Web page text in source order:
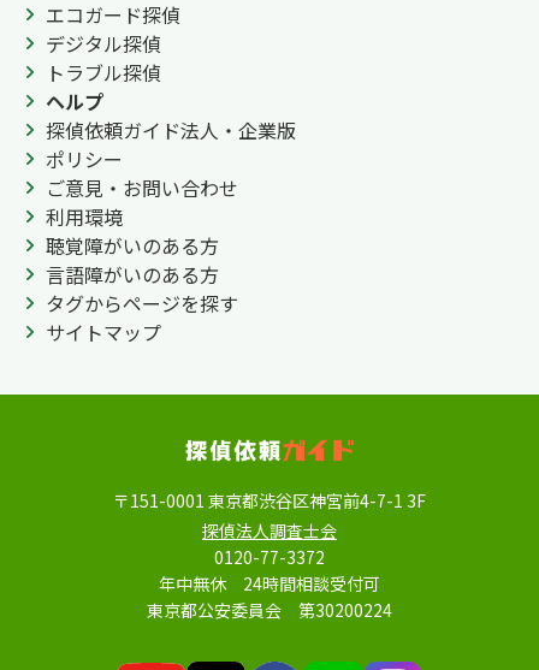
エコガード探偵
デジタル探偵
トラブル探偵
ヘルプ
探偵依頼ガイド法人・企業版
ポリシー
ご意見・お問い合わせ
利用環境
聴覚障がいのある方
言語障がいのある方
タグからページを探す
サイトマップ
〒151-0001 東京都渋谷区神宮前4-7-1 3F
探偵法人調査士会
0120-77-3372
年中無休 24時間相談受付可
東京都公安委員会 第30200224